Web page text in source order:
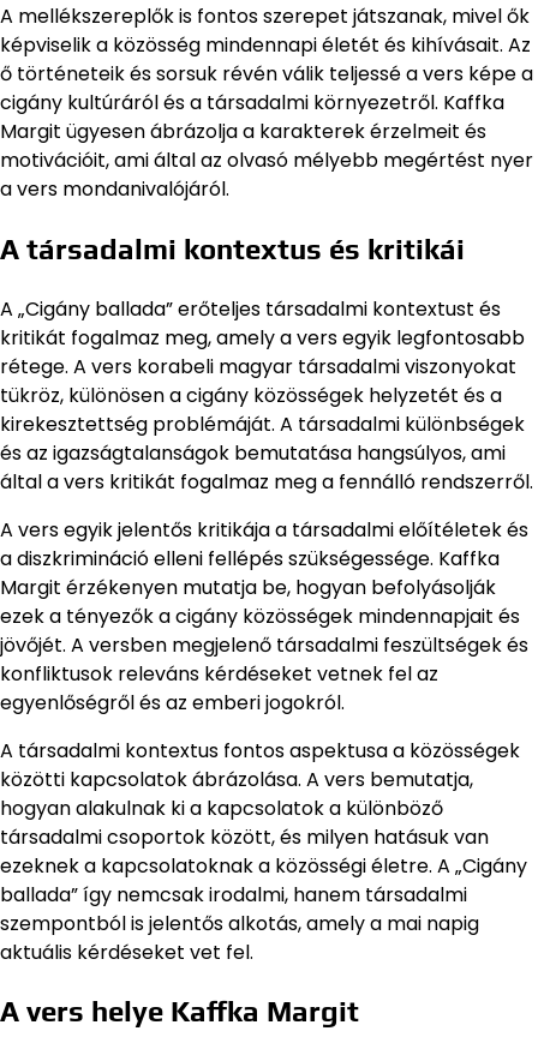
A mellékszereplők is fontos szerepet játszanak, mivel ők
képviselik a közösség mindennapi életét és kihívásait. Az
ő történeteik és sorsuk révén válik teljessé a vers képe a
cigány kultúráról és a társadalmi környezetről. Kaffka
Margit ügyesen ábrázolja a karakterek érzelmeit és
motivációit, ami által az olvasó mélyebb megértést nyer
a vers mondanivalójáról.
A társadalmi kontextus és kritikái
A „Cigány ballada” erőteljes társadalmi kontextust és
kritikát fogalmaz meg, amely a vers egyik legfontosabb
rétege. A vers korabeli magyar társadalmi viszonyokat
tükröz, különösen a cigány közösségek helyzetét és a
kirekesztettség problémáját. A társadalmi különbségek
és az igazságtalanságok bemutatása hangsúlyos, ami
által a vers kritikát fogalmaz meg a fennálló rendszerről.
A vers egyik jelentős kritikája a társadalmi előítéletek és
a diszkrimináció elleni fellépés szükségessége. Kaffka
Margit érzékenyen mutatja be, hogyan befolyásolják
ezek a tényezők a cigány közösségek mindennapjait és
jövőjét. A versben megjelenő társadalmi feszültségek és
konfliktusok releváns kérdéseket vetnek fel az
egyenlőségről és az emberi jogokról.
A társadalmi kontextus fontos aspektusa a közösségek
közötti kapcsolatok ábrázolása. A vers bemutatja,
hogyan alakulnak ki a kapcsolatok a különböző
társadalmi csoportok között, és milyen hatásuk van
ezeknek a kapcsolatoknak a közösségi életre. A „Cigány
ballada” így nemcsak irodalmi, hanem társadalmi
szempontból is jelentős alkotás, amely a mai napig
aktuális kérdéseket vet fel.
A vers helye Kaffka Margit